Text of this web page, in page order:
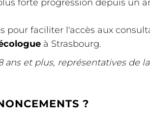
forte progression depuis un an
pour faciliter l'accès aux
à Strasbourg.
ans et plus, représentatives de la
?